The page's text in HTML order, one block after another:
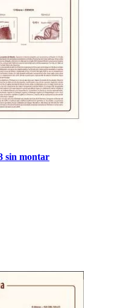
sin montar